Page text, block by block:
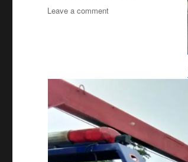
Leave a commenton
ของ
ศรีราชา
บรรทุก
หนัก